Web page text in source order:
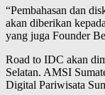
“Pembahasan dan
akan diberikan
yang juga Founder
Road to IDC akan
Selatan. AMSI
Digital Pariwisata